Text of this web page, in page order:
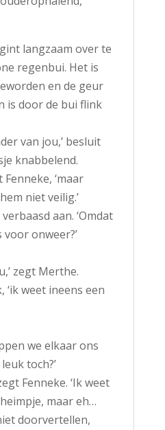
langzaam over te
regenbui. Het is
en de geur
is door de bui flink
van jou,’ besluit
knabbelend.
Fenneke, ‘maar
niet veilig.’
aan. ‘Omdat
onweer?’
zegt Merthe.
‘ik weet ineens een
we elkaar ons
toch?’
Fenneke. ‘Ik weet
maar eh…
doorvertellen,